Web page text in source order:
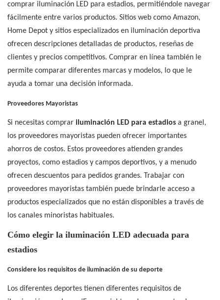
comprar iluminación LED para estadios, permitiéndole navegar
fácilmente entre varios productos. Sitios web como Amazon,
Home Depot y sitios especializados en iluminación deportiva
ofrecen descripciones detalladas de productos, reseñas de
clientes y precios competitivos. Comprar en línea también le
permite comparar diferentes marcas y modelos, lo que le
ayuda a tomar una decisión informada.
Proveedores Mayoristas
Si necesitas comprar iluminación LED para estadios a granel,
los proveedores mayoristas pueden ofrecer importantes
ahorros de costos. Estos proveedores atienden grandes
proyectos, como estadios y campos deportivos, y a menudo
ofrecen descuentos para pedidos grandes. Trabajar con
proveedores mayoristas también puede brindarle acceso a
productos especializados que no están disponibles a través de
los canales minoristas habituales.
Cómo elegir la iluminación LED adecuada para
estadios
Considere los requisitos de iluminación de su deporte
Los diferentes deportes tienen diferentes requisitos de